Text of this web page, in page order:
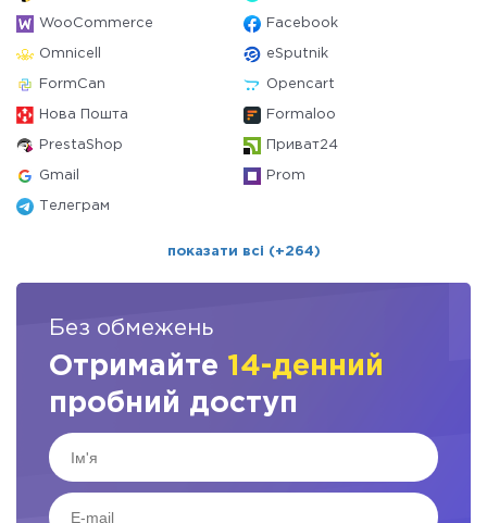
WooCommerce Facebook
Omnicell eSputnik
FormCan Opencart
Нова Пошта Formaloo
PrestaShop Приват24
Gmail Prom
Телеграм
показати всі (+264)
Без обмежень
Отримайте 14-денний
пробний доступ